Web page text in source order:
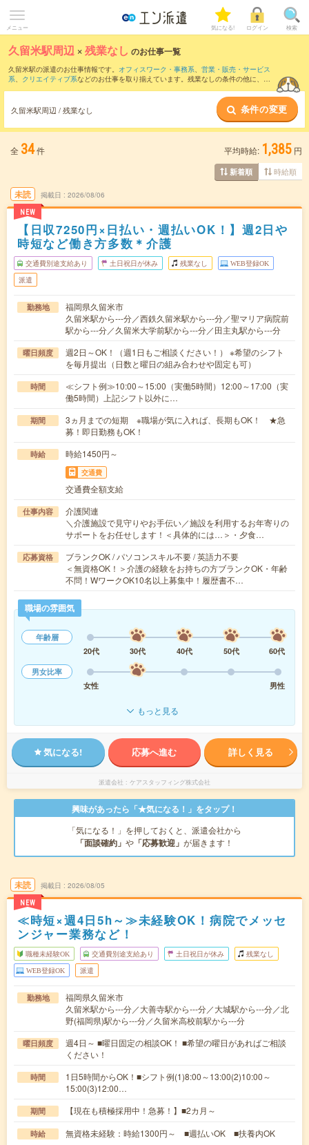
メニュー 気になる! ログイン 検索
久留米駅周辺 ×残業なし のお仕事一覧
久留米駅の派遣のお仕事情報です。 オフィスワーク・事務系、 営業・販売・サービス
系、 クリエイティブ系などのお仕事を取り揃えています。残業なしの条件の他に、 交
久留米駅周辺 / 残業なし 条件の変更
全 34件 平均時給: 1,385 円
新着順 時給順
未読
NEW
掲載日 2026/08/06
【日収7250円×日払い・週払いOK！】週2日や
時短など働き方多数＊介護
交通費別途支給あり 土日祝日が休み 残業なし WEB登録OK
派遣
勤務地
福岡県久留米市
久留米駅から---分／西鉄久留米駅から---分／聖マリア病院前
駅から---分／久留米大学前駅から---分／田主丸駅から---分
曜日頻度
週2日～OK！（週1日もご相談ください！） ※希望のシフト
を毎月提出（日数と曜日の組み合わせや固定も可）
時間
≪シフト例≫10:00～15:00（実働5時間）12:00～17:00（実
働5時間）上記シフト以外に…
期間
3ヵ月までの短期 ※職場が気に入れば、長期もOK！ ★急
募！即日勤務もOK！
時給 時給1450円～
交通費
交通費全額支給
仕事内容
介護関連
＼介護施設で見守りやお手伝い／施設を利用するお年寄りの
サポートをお任せします！＜具体的には…＞・夕食…
応募資格
ブランクOK / パソコンスキル不要 / 英語力不要
＜無資格OK！＞介護の経験をお持ちの方ブランクOK・年齢
不問！WワークOK10名以上募集中！履歴書不…
職場の雰囲気
年齢層
20代
30代 40代 50代
60代
男女比率
女性
男性
もっと見る
気になる! 応募へ進む 詳しく見る
派遣会社 ケアスタッフィング株式会社
興味があったら「★気になる！」をタップ！
「気になる！」を押しておくと、派遣会社から
「面談確約」 や 「応募歓迎」 が届きます！
未読
NEW
掲載日 2026/08/05
≪時短×週4日5h～≫未経験OK！病院でメッセ
ンジャー業務など！
職種未経験OK 交通費別途支給あり 土日祝日が休み 残業なし
WEB登録OK 派遣
勤務地
福岡県久留米市
久留米駅から---分／大善寺駅から---分／大城駅から---分／北
野(福岡県)駅から---分／久留米高校前駅から---分
曜日頻度
週4日～ ■曜日固定の相談OK！ ■希望の曜日があればご相談
ください！
時間
1日5時間からOK！■シフト例(1)8:00～13:00(2)10:00～
15:00(3)12:00…
期間 【現在も積極採用中！急募！】■2カ月～
時給 無資格未経験：時給1300円～ ■週払いOK ■扶養内OK